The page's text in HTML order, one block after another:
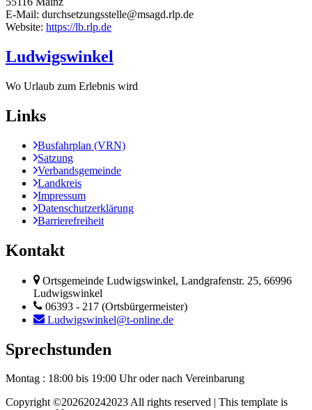
E-Mail: durchsetzungsstelle@msagd.rlp.de
Website: https://lb.rlp.de
Ludwigswinkel
Wo Urlaub zum Erlebnis wird
Links
Busfahrplan (VRN)
Satzung
Verbandsgemeinde
Landkreis
Impressum
Datenschutzerklärung
Barrierefreiheit
Kontakt
Ortsgemeinde Ludwigswinkel, Landgrafenstr. 25, 66996
Ludwigswinkel
06393 - 217 (Ortsbürgermeister)
Ludwigswinkel@t-online.de
Sprechstunden
Montag : 18:00 bis 19:00 Uhr oder nach Vereinbarung
Copyright ©202620242023 All rights reserved | This template is